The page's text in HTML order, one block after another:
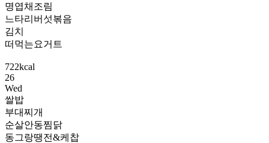
명엽채조림
느타리버섯볶음
김치
떠먹는요거트
722kcal
26
Wed
쌀밥
부대찌개
순살안동찜닭
동그랑땡전&케찹